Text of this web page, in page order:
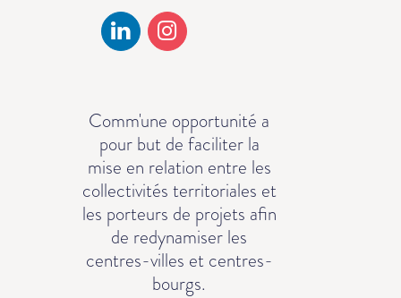
Comm'une opportunité a
pour but de faciliter la
mise en relation entre les
collectivités territoriales et
les porteurs de projets afin
de redynamiser les
centres-villes et centres-
bourgs.